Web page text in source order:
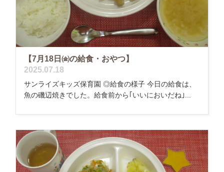
【7月18日㈮の給食・おやつ】
2025.07.18
サンライズキッズ保育園 ◎給食の様子 今日の給食は、
魚の磯辺焼きでした。給食前から｢いいにおいだね｣...